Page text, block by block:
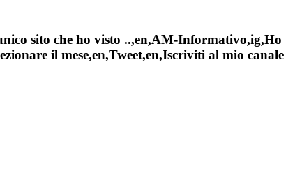
sito che ho visto ..,en,AM-Informativo,ig,Ho
il mese,en,Tweet,en,Iscriviti al mio canale